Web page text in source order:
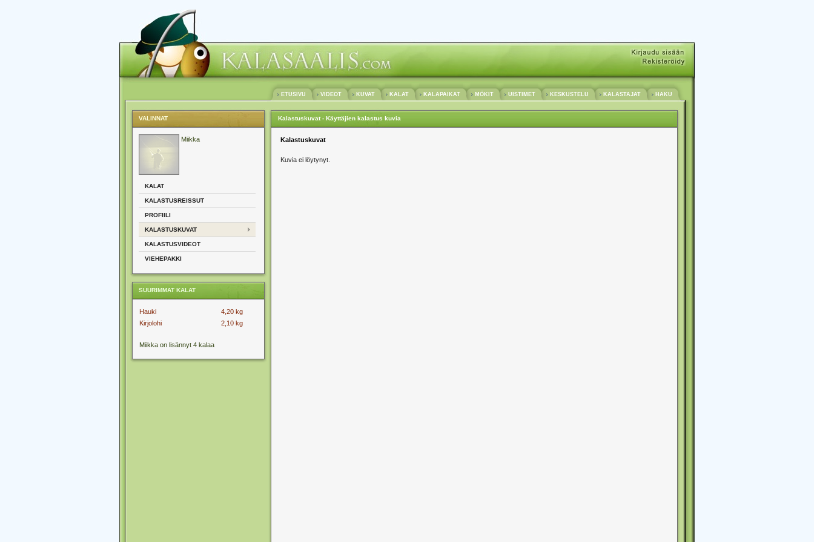
ETUSIVU VIDEOT KUVAT KALAT KALAPAIKAT MÖKIT UISTIMET KESKUSTELU KALASTAJAT HAKU
VALINNAT
Miikka
KALAT
KALASTUSREISSUT
PROFIILI
KALASTUSKUVAT
KALASTUSVIDEOT
VIEHEPAKKI
SUURIMMAT KALAT
Hauki
4,20 kg
Kirjolohi
2,10 kg
Miikka on lisännyt 4 kalaa
Kalastuskuvat - Käyttäjien kalastus kuvia
Kalastuskuvat
Kuvia ei löytynyt.